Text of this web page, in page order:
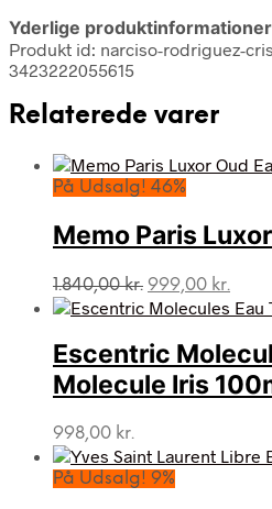
Yderlige
Produkt id: narciso-rodriguez-
3423222055615
Relaterede varer
På Udsalg! 46%
Memo Paris
1.840,00kr. Den
oprindelige
var:
1.840,00 kr..
999,00 kr.
er:
Escentric
Molecule Iris
998,00 kr.
På Udsalg! 9%